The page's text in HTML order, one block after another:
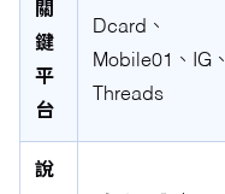
關
鍵
平
台
Dcard、
Mobile01、IG、
Threads
說